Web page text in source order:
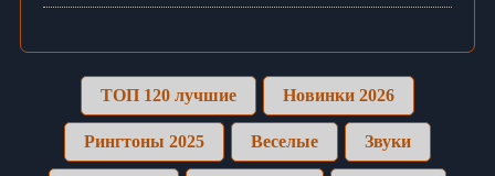
ТОП 120 лучшие Новинки 2026
Рингтоны 2025 Веселые Звуки